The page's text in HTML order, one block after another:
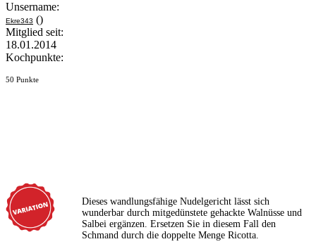
Unsername:
Ekre343 ()
Mitglied seit:
18.01.2014
Kochpunkte:
50 Punkte
Dieses wandlungsfähige Nudelgericht lässt sich
wunderbar durch mitgedünstete gehackte Walnüsse und
Salbei ergänzen. Ersetzen Sie in diesem Fall den
Schmand durch die doppelte Menge Ricotta.